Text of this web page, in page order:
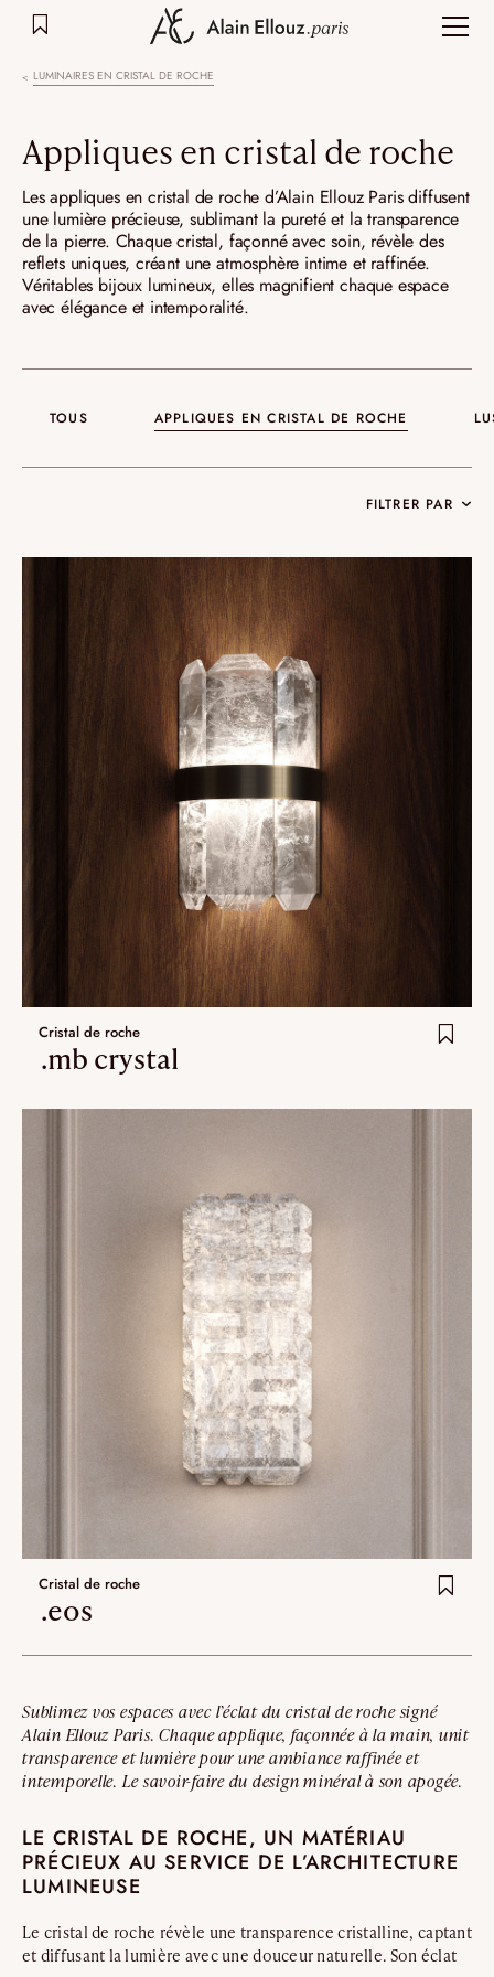
LUMINAIRES EN CRISTAL DE ROCHE
Appliques en cristal de roche
Les appliques en cristal de roche d’Alain Ellouz Paris diffusent
une lumière précieuse, sublimant la pureté et la transparence
de la pierre. Chaque cristal, façonné avec soin, révèle des
reflets uniques, créant une atmosphère intime et raffinée.
Véritables bijoux lumineux, elles magnifient chaque espace
avec élégance et intemporalité.
TOUS APPLIQUES EN CRISTAL DE ROCHE
FILTRER PAR
Collections
Oslo
Infinity
Reflexion
Vesuve
Incandescence
Atelier
Cristal de roche
Edition
Nomade
Umami
Dernier ajouts
Nouveauté
Artistes
VALIDER
Cristal de roche
.mb crystal
Cristal de roche
.eos
Sublimez vos espaces avec l’éclat du cristal de roche signé
Alain Ellouz Paris. Chaque applique, façonnée à la main, unit
transparence et lumière pour une ambiance raffinée et
intemporelle. Le savoir-faire du design minéral à son apogée.
LE CRISTAL DE ROCHE, UN MATÉRIAU
PRÉCIEUX AU SERVICE DE L’ARCHITECTURE
LUMINEUSE
Le cristal de roche révèle une transparence cristalline, captant
et diffusant la lumière avec une douceur naturelle. Son éclat